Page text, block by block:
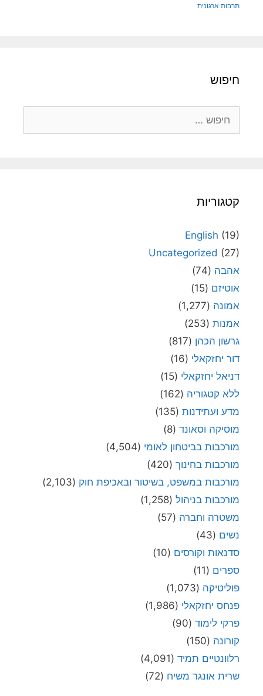
תרבות ארגונית
חיפוש
קטגוריות
English (19)
Uncategorized (27)
אהבה (74)
אוטיזם (15)
אמונה (1,277)
אמנות (253)
גרשון הכהן (817)
דור יחזקאלי (16)
דניאל יחזקאלי (15)
ללא קטגוריה (162)
מדע ועתידנות (135)
מוסיקה וסאונד (8)
מורכבות בביטחון לאומי (4,504)
מורכבות בחינוך (420)
מורכבות במשפט, בשיטור ובאכיפת חוק (2,103)
מורכבות בניהול (1,258)
משטרה וחברה (57)
נשים (43)
סדנאות וקורסים (10)
ספרים (11)
פוליטיקה (1,073)
פנחס יחזקאלי (1,986)
פרקי לימוד (90)
קורונה (150)
רלוונטיים תמיד (4,091)
שרית אונגר משיח (72)